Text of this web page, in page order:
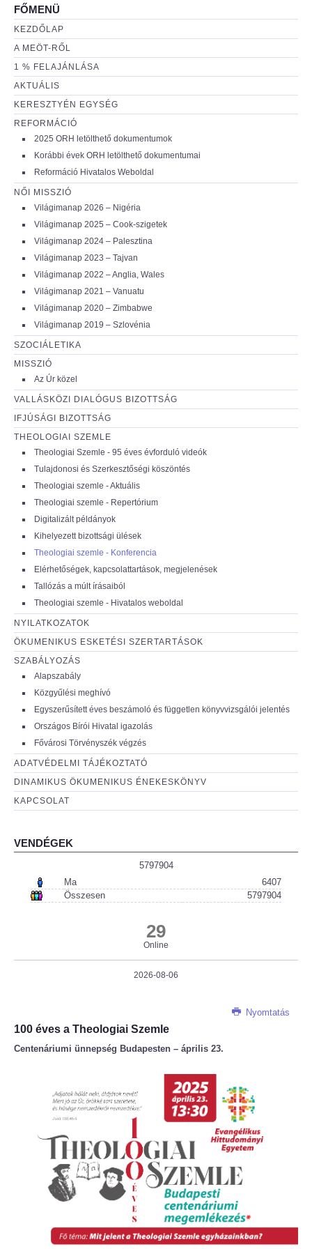
FŐMENÜ
KEZDŐLAP
A MEÖT-RŐL
1 % FELAJÁNLÁSA
AKTUÁLIS
KERESZTYÉN EGYSÉG
REFORMÁCIÓ
2025 ORH letölthető dokumentumok
Korábbi évek ORH letölthető dokumentumai
Reformáció Hivatalos Weboldal
NŐI MISSZIÓ
Világimanap 2026 – Nigéria
Világimanap 2025 – Cook-szigetek
Világimanap 2024 – Palesztina
Világimanap 2023 – Tajvan
Világimanap 2022 – Anglia, Wales
Világimanap 2021 – Vanuatu
Világimanap 2020 – Zimbabwe
Világimanap 2019 – Szlovénia
SZOCIÁLETIKA
MISSZIÓ
Az Úr közel
VALLÁSKÖZI DIALÓGUS BIZOTTSÁG
IFJÚSÁGI BIZOTTSÁG
THEOLOGIAI SZEMLE
Theologiai Szemle - 95 éves évforduló videók
Tulajdonosi és Szerkesztőségi köszöntés
Theologiai szemle - Aktuális
Theologiai szemle - Repertórium
Digitalizált példányok
Kihelyezett bizottsági ülések
Theologiai szemle - Konferencia
Elérhetőségek, kapcsolattartások, megjelenések
Tallózás a múlt írásaiból
Theologiai szemle - Hivatalos weboldal
NYILATKOZATOK
ÖKUMENIKUS ESKETÉSI SZERTARTÁSOK
SZABÁLYOZÁS
Alapszabály
Közgyűlési meghívó
Egyszerűsített éves beszámoló és független könyvvizsgálói jelentés
Országos Bírói Hivatal igazolás
Fővárosi Törvényszék végzés
ADATVÉDELMI TÁJÉKOZTATÓ
DINAMIKUS ÖKUMENIKUS ÉNEKESKÖNYV
KAPCSOLAT
VENDÉGEK
5797904
Ma
6407
Összesen
5797904
29
Online
2026-08-06
Nyomtatás
100 éves a Theologiai Szemle
Centenáriumi ünnepség Budapesten – április 23.